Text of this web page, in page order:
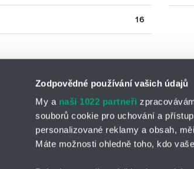
Zodpovědné používání vašich údajů
My a naši 1022 partneři
souborů cookie pro uchování a
personalizované reklamy a obsah,
Máte možnosti ohledně toho, kdo
16
Odborné týmy Kontaktní formulář